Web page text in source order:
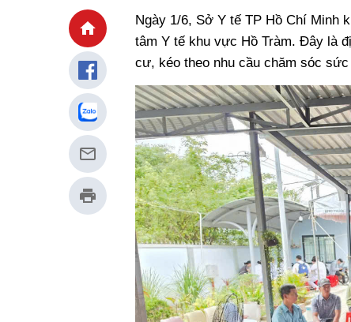
Ngày 1/6, Sở Y tế TP Hồ Chí Minh
tâm Y tế khu vực Hồ Tràm. Đây là
cư, kéo theo nhu cầu chăm sóc